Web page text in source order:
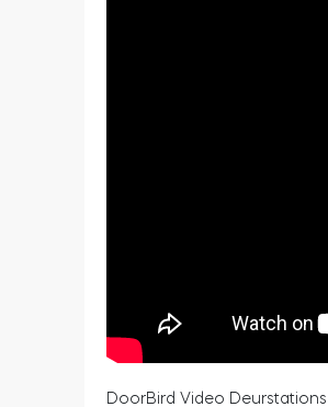
DoorBird Video